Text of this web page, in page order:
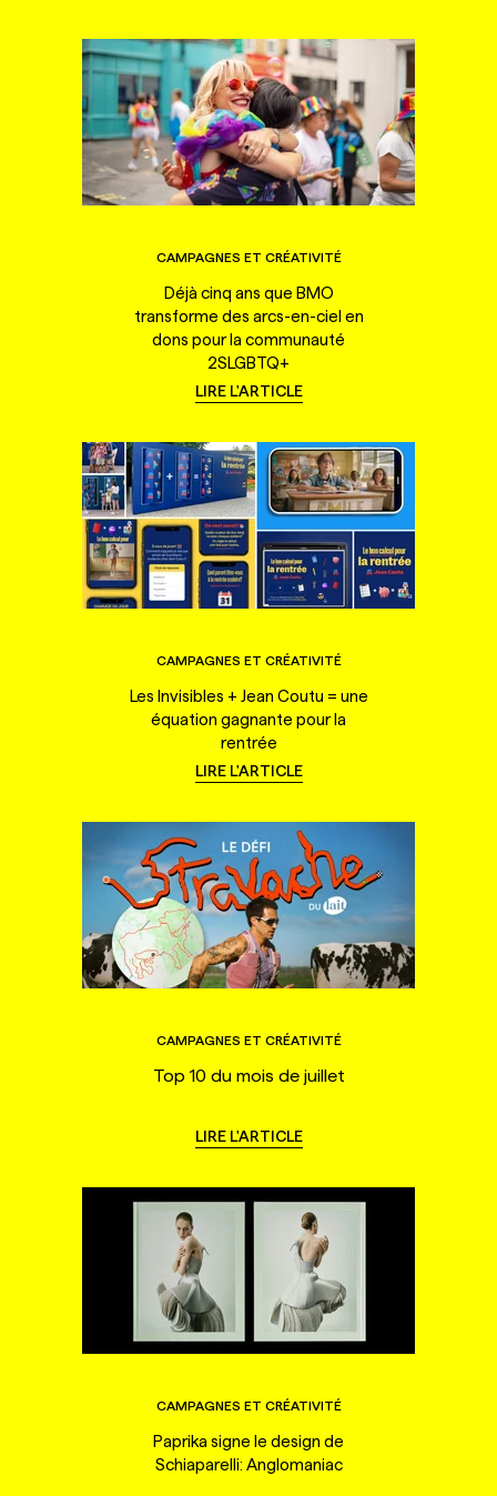
CAMPAGNES ET CRÉATIVITÉ
Déjà cinq ans que BMO
transforme des arcs-en-ciel en
dons pour la communauté
2SLGBTQ+
LIRE L'ARTICLE
CAMPAGNES ET CRÉATIVITÉ
Les Invisibles + Jean Coutu = une
équation gagnante pour la
rentrée
LIRE L'ARTICLE
CAMPAGNES ET CRÉATIVITÉ
Top 10 du mois de juillet
LIRE L'ARTICLE
CAMPAGNES ET CRÉATIVITÉ
Paprika signe le design de
Schiaparelli: Anglomaniac